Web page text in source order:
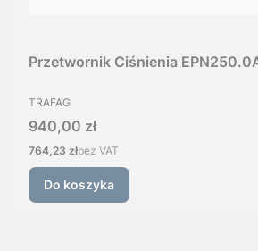
Przetwornik Ciśnienia
PRODUCENT
TRAFAG
Cena
940,00 zł
Cena
764,23 złbez VAT
Do koszyka